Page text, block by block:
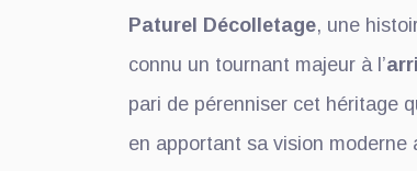
Paturel Décolletage, une
connu un tournant majeur à l’
pari de pérenniser cet héritage
en apportant sa vision moderne